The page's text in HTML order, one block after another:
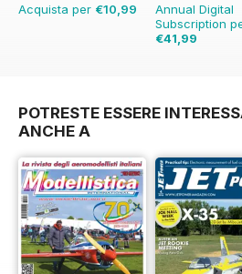
Acquista per €10,99
Annual Digital
Subscription
€41,99
POTRESTE ESSERE
ANCHE A